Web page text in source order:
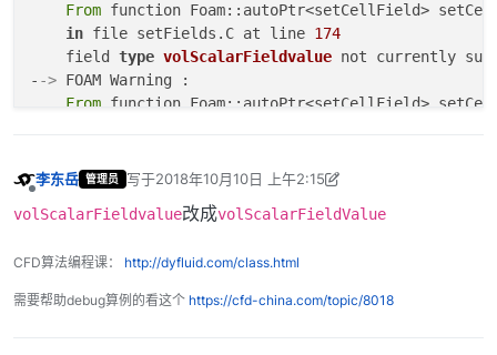
From function Foam::autoPtr<setCellField>
in file setFields.C at line 174
    field
type volScalarFieldvalue not currently
- -> FOAM Warning :
From function Foam::autoPtr<setCellField>
--> FOAM FATAL IO ERROR:
file: .sphereToCell.fieldValues at line
李东岳 管理员 写于2018年10月10日 上午2:15
最后由 李东岳 编辑2018年10月10日 上午10:17
volScalarFieldvalue改成volScalarFieldValue
CFD算法编程课： http://dyfluid.com/class.html
需要帮助debug算例的看这个 https://cfd-china.com/topic/8018